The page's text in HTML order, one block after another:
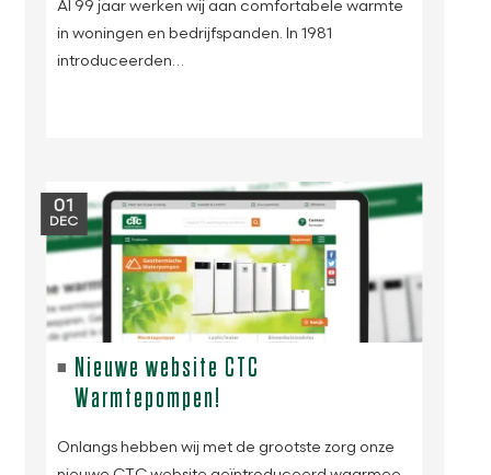
Al 99 jaar werken wij aan comfortabele warmte
in woningen en bedrijfspanden. In 1981
introduceerden…
01
DEC
Nieuwe website CTC
Warmtepompen!
Onlangs hebben wij met de grootste zorg onze